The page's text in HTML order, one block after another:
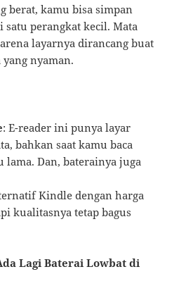
berat, kamu bisa simpan
perangkat kecil. Mata
layarnya dirancang buat
nyaman.
: E-reader ini punya layar
bahkan saat kamu baca
lama. Dan, baterainya juga
Kindle dengan harga
kualitasnya tetap bagus
Lagi Baterai Lowbat di